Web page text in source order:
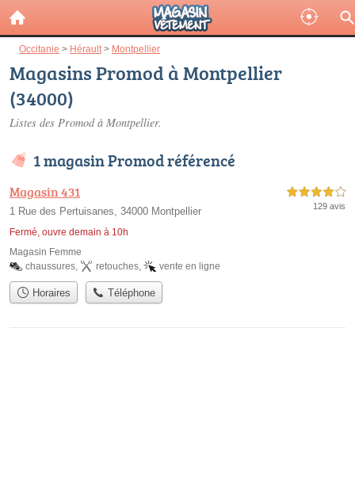
Occitanie > Hérault > Montpellier
Magasins Promod à Montpellier
(34000)
Listes des Promod à Montpellier.
1 magasin Promod référencé
Magasin 431
1 Rue des Pertuisanes, 34000 Montpellier
Fermé, ouvre demain à 10h
4,0 étoiles sur 5
129 avis
Magasin Femme
chaussures, retouches, vente en ligne
Horaires Téléphone